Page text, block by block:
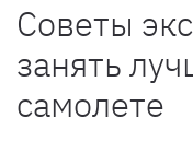
Советы
занять
самолете